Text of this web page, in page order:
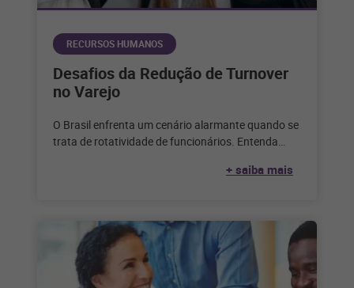
RECURSOS HUMANOS
Desafios da Redução de Turnover
no Varejo
O Brasil enfrenta um cenário alarmante quando se
trata de rotatividade de funcionários. Entenda
+ saiba mais